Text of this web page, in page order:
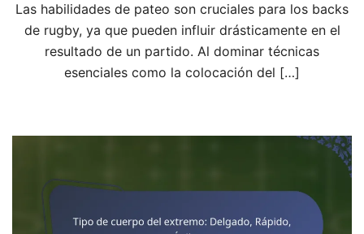
Las habilidades de pateo son cruciales para los backs
de rugby, ya que pueden influir drásticamente en el
resultado de un partido. Al dominar técnicas
esenciales como la colocación del […]